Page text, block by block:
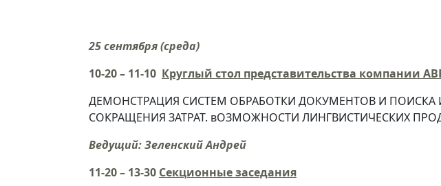
25 сентября(среда)
10-20 – 11-10 Круглый стол представительства компании
ДЕМОНСТРАЦИЯ СИСТЕМ ОБРАБОТКИ ДОКУМЕНТОВ И
СОКРАЩЕНИЯ ЗАТРАТ. вОЗМОЖНОСТИ ЛИНГВИСТИЧЕСКИХ
Ведущий: Зеленский Андрей
11-20 – 13-30 Секционные заседания